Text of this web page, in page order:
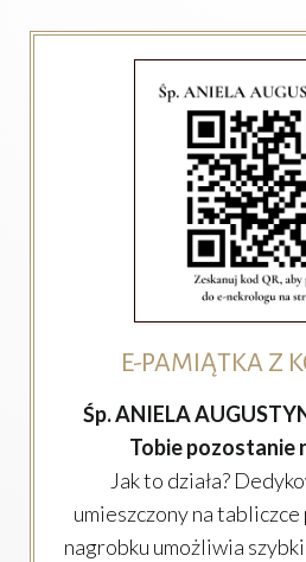
E-PAMIĄTKA Z
Śp. ANIELA
Tobie pozostanie
Jak to działa?
umieszczony na
nagrobku umożliwia